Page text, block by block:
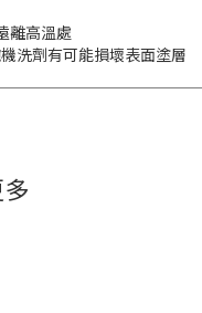
離高溫處
洗劑有可能損壞表面塗層